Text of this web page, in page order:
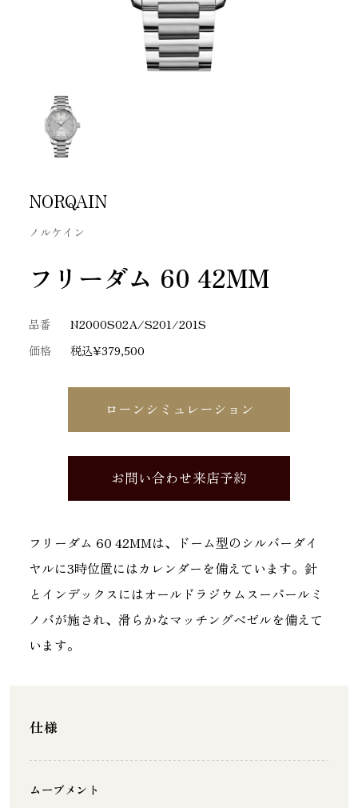
NORQAIN
ノルケイン
フリーダム 60 42MM
品番
N2000S02A/S201/201S
価格
税込¥379,500
ローンシミュレーション
お問い合わせ来店予約
フリーダム 60 42MMは、ドーム型のシルバーダイ
ヤルに3時位置にはカレンダーを備えています。針
とインデックスにはオールドラジウムスーパールミ
ノバが施され、滑らかなマッチングベゼルを備えて
います。
仕様
ムーブメント